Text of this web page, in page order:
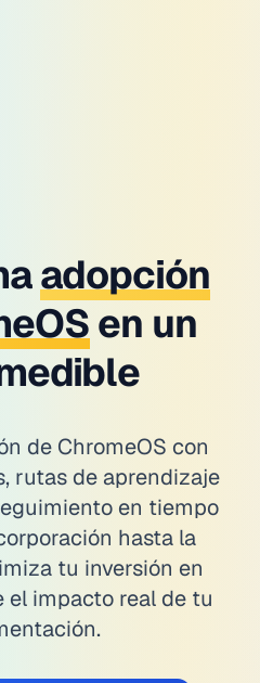
adopción
en un
de ChromeOS con
rutas de aprendizaje
en tiempo
hasta la
tu inversión en
el impacto real de tu